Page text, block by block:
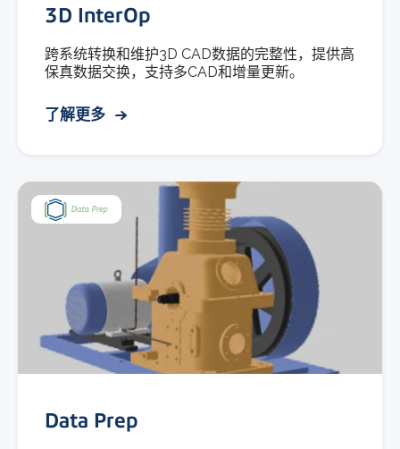
3D InterOp
跨系统转换和维护3D CAD数据的完整性，提供高
保真数据交换，支持多CAD和增量更新。
了解更多
Data Prep